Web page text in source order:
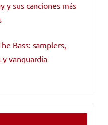
y sus canciones más
Bass: samplers,
y vanguardia